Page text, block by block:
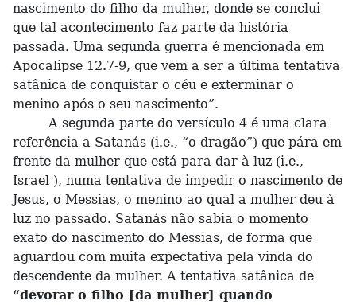
nascimento do filho da mulher, donde se conclui
que tal acontecimento faz parte da história
passada. Uma segunda guerra é mencionada em
Apocalipse 12.7-9, que vem a ser a última tentativa
satânica de conquistar o céu e exterminar o
menino após o seu nascimento”.
A segunda parte do versículo 4 é uma clara
referência a Satanás (i.e., “o dragão”) que pára em
frente da mulher que está para dar à luz (i.e.,
Israel ), numa tentativa de impedir o nascimento de
Jesus, o Messias, o menino ao qual a mulher deu à
luz no passado. Satanás não sabia o momento
exato do nascimento do Messias, de forma que
aguardou com muita expectativa pela vinda do
descendente da mulher. A tentativa satânica de
“devorar o filho [da mulher] quando